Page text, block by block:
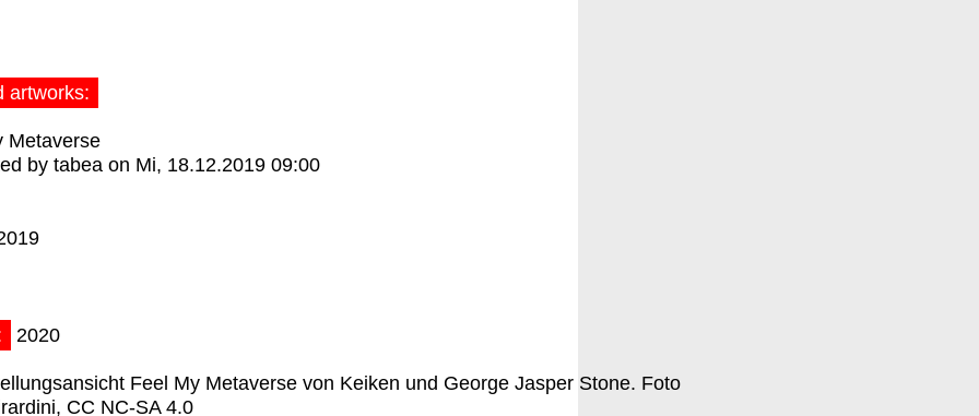
artworks:
Metaverse
by tabea on Mi, 18.12.2019 09:00
2020